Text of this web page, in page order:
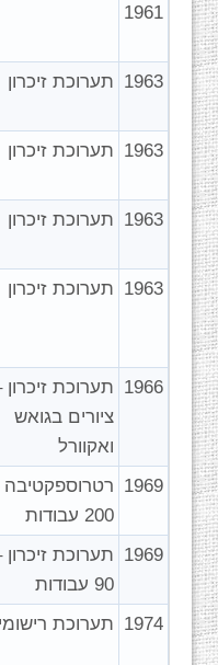
1961
1963 תערוכת זיכרון
1963 תערוכת זיכרון
1963 תערוכת זיכרון
1963 תערוכת זיכרון
1966 תערוכת זיכרון
ציורים בגואש
ואקוורל
1969 רטרוספקטיבה
200 עבודות
1969 תערוכת זיכרון
90 עבודות
1974 תערוכת